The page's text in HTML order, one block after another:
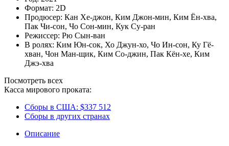
Формат: 2D
Продюсер: Кан Хе-джон, Ким Джон-мин, Ким Ён-хва,
Пак Чи-сон, Чо Сон-мин, Кук Су-ран
Режиссер: Рю Сын-ван
В ролях: Ким Юн-сок, Хо Джун-хо, Чо Ин-сон, Ку Гё-
хван, Чон Ман-щик, Ким Со-джин, Пак Кён-хе, Ким
Джэ-хва
Посмотреть всех
Касса мирового проката:
Сборы в США: $337 512
Сборы в других странах
Описание